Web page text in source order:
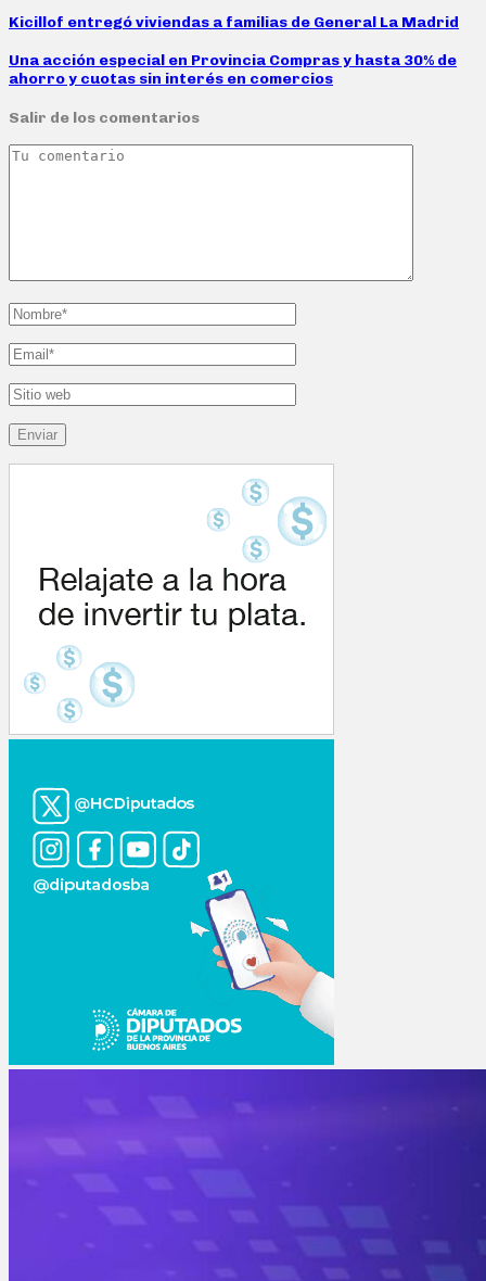
Kicillof entregó viviendas a familias de General La Madrid
Una acción especial en Provincia Compras y hasta 30% de
ahorro y cuotas sin interés en comercios
Salir de los comentarios